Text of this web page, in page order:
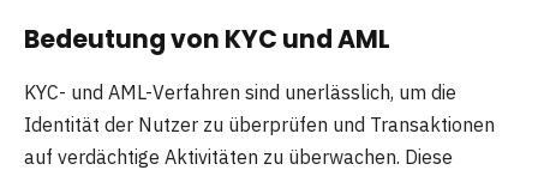
Bedeutung von KYC und AML
KYC- und AML-Verfahren sind unerlässlich, um die
Identität der Nutzer zu überprüfen und Transaktionen
auf verdächtige Aktivitäten zu überwachen. Diese